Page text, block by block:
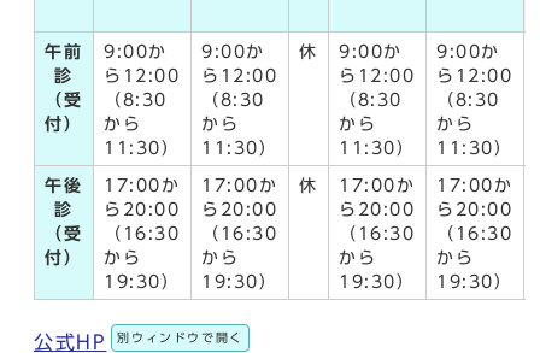
午前
診
（受
付）
9:00か
ら12:00
（8:30
から
11:30）
9:00か
ら12:00
（8:30
から
11:30）
休
9:00か
ら12:00
（8:30
から
11:30）
9:00か
ら12:00
（8:30
から
11:30）
午後
診
（受
付）
17:00か
ら20:00
（16:30
から
19:30）
17:00か
ら20:00
（16:30
から
19:30）
休
17:00か
ら20:00
（16:30
から
19:30）
17:00か
ら20:00
（16:30
から
19:30）
公式HP 別ウィンドウで開く